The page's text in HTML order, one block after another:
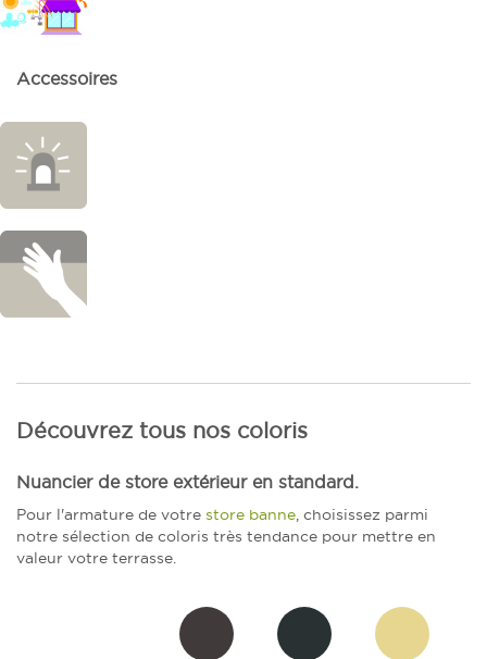
Accessoires
Découvrez tous nos coloris
Nuancier de store extérieur en standard.
Pour l'armature de votre store banne, choisissez parmi
notre sélection de coloris très tendance pour mettre en
valeur votre terrasse.